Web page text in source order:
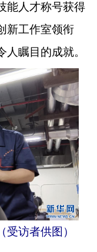
能人才称号获得
新工作室领衔
瞩目的成就。
访者供图）